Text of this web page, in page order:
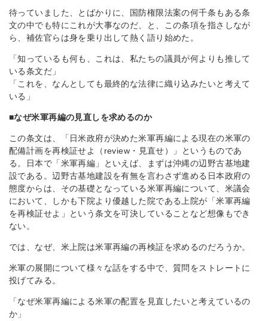
待っていました、とばかりに、国防権限法案の何千条もある条
文の中でも特にこれが大事なのだ、と、この条項を指さしなが
ら、補佐官らは身を乗り出して熱く語り始めた。
「知っているも何も、これは、私たちの議員が何よりも推して
いる条文だ」
「これを、なんとしても最終的な法律に織り込みたいと考えて
いる」
■なぜ米軍再編の見直しを求めるのか
この条文は、「日米政府が決めた米軍再編による現在の米軍の
配備計画を再検証せよ（review・見直せ）」というものであ
る。日本で「米軍再編」といえば、まずは沖縄の辺野古基地建
設である。辺野古基地建設を有無を言わさず進める日本政府の
態度からは、その基礎となっている米軍再編について、米議会
において、しかも下院より優越した院である上院が「米軍再編
を再検証せよ」という条文を可決していることなど想像もでき
ない。
では、なぜ、米上院は米軍再編の再検証を求めるのだろうか。
米軍の展開について様々な話をする中で、質問をストレートに
投げてみる。
「なぜ米軍再編による米軍の配置を見直したいと考えているの
か」